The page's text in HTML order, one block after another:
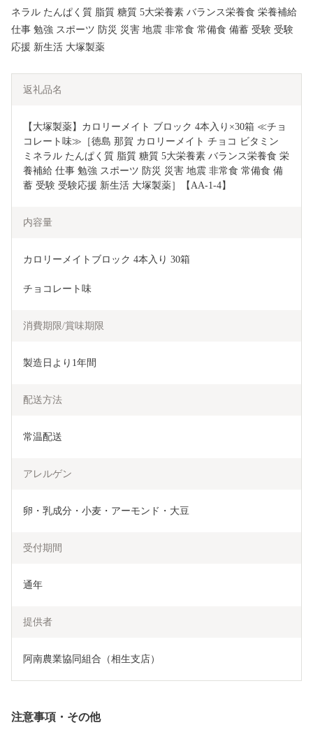
ネラル たんぱく質 脂質 糖質 5大栄養素 バランス栄養食 栄養補給
仕事 勉強 スポーツ 防災 災害 地震 非常食 常備食 備蓄 受験 受験
応援 新生活 大塚製薬
返礼品名
【大塚製薬】カロリーメイト ブロック 4本入り×30箱 ≪チョ
コレート味≫［徳島 那賀 カロリーメイト チョコ ビタミン
ミネラル たんぱく質 脂質 糖質 5大栄養素 バランス栄養食 栄
養補給 仕事 勉強 スポーツ 防災 災害 地震 非常食 常備食 備
蓄 受験 受験応援 新生活 大塚製薬］【AA-1-4】
内容量
カロリーメイトブロック 4本入り 30箱
チョコレート味
消費期限/賞味期限
製造日より1年間
配送方法
常温配送
アレルゲン
卵・乳成分・小麦・アーモンド・大豆
受付期間
通年
提供者
阿南農業協同組合（相生支店）
注意事項・その他